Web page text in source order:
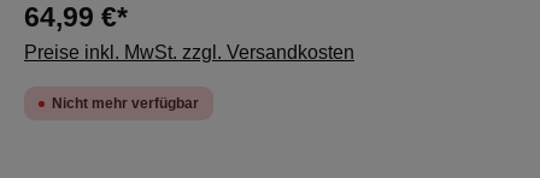
64,99 €*
Preise inkl. MwSt. zzgl. Versandkosten
Nicht mehr verfügbar